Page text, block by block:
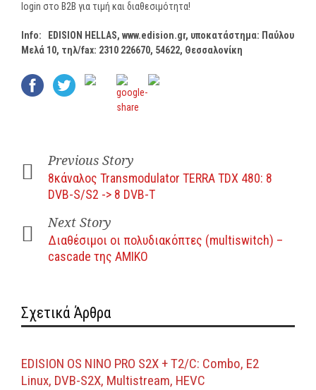
login στο B2B για τιμή και διαθεσιμότητα!
Info: EDISION HELLAS, www.edision.gr, υποκατάστημα: Παύλου
Μελά 10, τηλ/fax: 2310 226670, 54622, Θεσσαλονίκη
Previous Story
8κάναλος Transmodulator TERRA TDX 480: 8
DVB-S/S2 -> 8 DVB-T
Next Story
Διαθέσιμοι οι πολυδιακόπτες (multiswitch) –
cascade της ΑΜΙΚΟ
Σχετικά Άρθρα
EDISION OS NINO PRO S2X + T2/C: Combo, Ε2
Linux, DVB-S2X, Multistream, HEVC